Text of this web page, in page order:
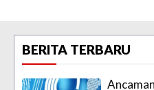
BERITA TERBARU